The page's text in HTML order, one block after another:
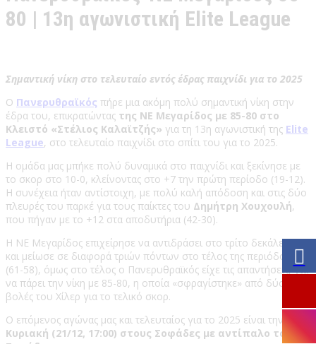
80 | 13η αγωνιστική Elite League
Σημαντική νίκη στο τελευταίο εντός έδρας παιχνίδι για το 2025
Ο Πανερυθραϊκός πήρε μια ακόμη πολύ σημαντική νίκη στην
έδρα του, επικρατώντας της ΝΕ Μεγαρίδος με 85-80 στο
Κλειστό «Στέλιος Καλαϊτζής» για τη 13η αγωνιστική της Elite
League, στο τελευταίο παιχνίδι στο σπίτι του για το 2025.
Η ομάδα μας μπήκε πολύ δυναμικά στο παιχνίδι και ξεκίνησε με
το σκορ στο 10-0, κλείνοντας στο +7 την πρώτη περίοδο (19-12).
Η συνέχεια ήταν αντίστοιχη, με πολύ καλή απόδοση και στις δύο
πλευρές του παρκέ για τους παίκτες του Δημήτρη Χουχουλή,
που πήγαν με το +12 στα αποδυτήρια (42-30).
Η ΝΕ Μεγαρίδος επιχείρησε να αντιδράσει στο τρίτο δεκάλεπτο
και μείωσε σε διαφορά τριών πόντων στο τέλος της περιόδου
(61-58), όμως στο τέλος ο Πανερυθραϊκός είχε τις απαντήσεις, για
να πάρει την νίκη με 85-80, η οποία «σφραγίστηκε» από δύο
βολές του Χίλερ για το τελικό σκορ.
Ο επόμενος αγώνας μας και τελευταίος για το 2025 είναι την
Κυριακή (21/12, 17:00) στους Σοφάδες με αντίπαλο τον ΓΣ